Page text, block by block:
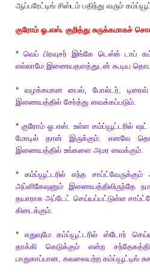
ஆப்பரேட்டிங் சிஸ்டம் பதிந்து வரும்
குரோம் ஓ.எஸ். குறித்து சுருக்கமாகச்
* வெப் பிரவுசர் இங்கே டெஸ்க் டாப்
எல்லாமே இணையதளத்துடன் கூடிய
* வழக்கமான பைல், போல்டர், டிரைவ்
இணையத்தில் சேர்த்து வைக்கப்படும்.
*குரோம் ஓ.எஸ். உள்ள கம்ப்யூட்டரில்
மோடில் தான் இருக்கும். எனவே
இணையத்தில் உங்களை அமர வைக்கும்.
* கம்ப்யூட்டரில் எந்த
அப்ளிகேஷனும் இணையத்திலிருந்தே
தயாராக அப்டேட் செய்யப்பட்டுள்ள
கிடைக்கும்.
* எதுவுமே கம்ப்யூட்டரில் ஸ்டோர்
தாக்கி கெடுக்கும் என்ற
பாதுகாப்பான, கவலையற்ற கம்ப்யூட்டிங்